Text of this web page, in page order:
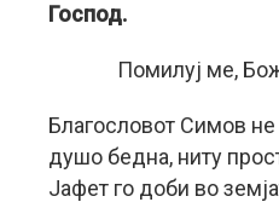
Господ.
Помилуј ме,
Благословот Симов
душо бедна, ниту
Јафет го доби во